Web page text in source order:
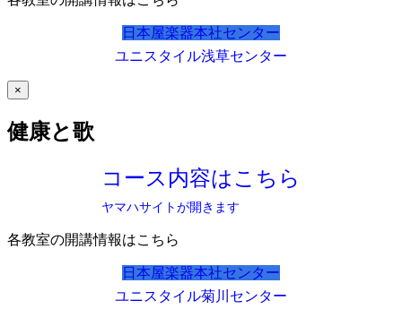
日本屋楽器本社センター
ユニスタイル浅草センター
×
健康と歌
コース内容はこちら
ヤマハサイトが開きます
各教室の開講情報はこちら
日本屋楽器本社センター
ユニスタイル菊川センター